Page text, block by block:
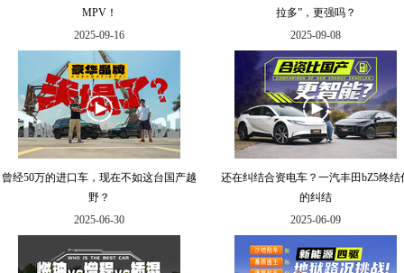
MPV！
2025-09-16
拉多”，更强吗？
2025-09-08
曾经50万的进口车，现在不如这台国产越
野？
2025-06-30
还在纠结合资电车？一汽丰田bZ5终结
的纠结
2025-06-09